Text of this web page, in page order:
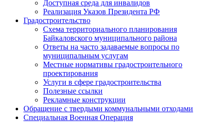
Доступная среда для инвалидов
Реализация Указов Президента РФ
Градостроительство
Схема территориального планирования
Байкаловского муниципального района
Ответы на часто задаваемые вопросы по
муниципальным услугам
Местные нормативы градостроительного
проектирования
Услуги в сфере градостроительства
Полезные ссылки
Рекламные конструкции
Обращение с твердыми коммунальными отходами
Специальная Военная Операция